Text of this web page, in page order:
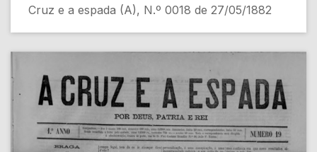
Cruz e a espada (A), N.º 0018 de 27/05/1882